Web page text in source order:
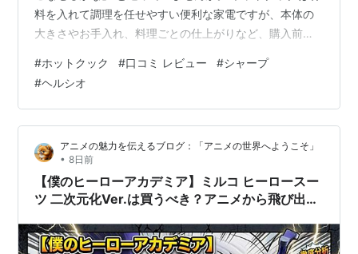
料を入れて調理を任せやすい便利な家電ですが、本体の
大きさやお手入れ、料理ごとの仕上がりなど、購入前に
KN-HW24Hの口コミ・評判をもとに、ほったらかし調理
の使いやすさ、2.4L容量の目安、予約調理やお手入れの
特徴までわかりやすく紹介します。 自分の暮らしやキッ
チンに合う一台かを見極めたい方は、ぜひ最後までチェ
ックしてみてください。 この記事でわかること KN-
HW24Hの口コミ・評…
#ホットクック #口コミ レビュー #シャープ
#ヘルシオ
アニメの魅力を伝えるブログ：「アニメの世界へようこそ」
• 8日前
【僕のヒーローアカデミア】ミルコ ヒーロースー
ツ 二次元化Ver.は買うべき？アニメから飛び出し